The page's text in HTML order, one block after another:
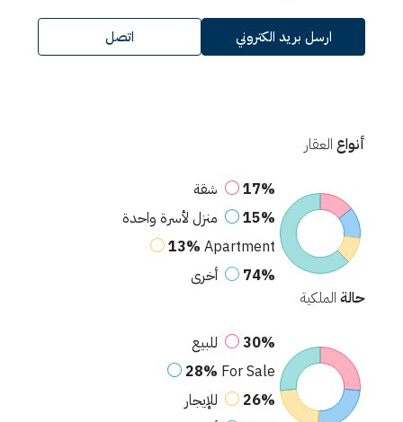
ارسل بريد الكتروني اتصل
أنواعالعقار
17%
شقة
15%
منزل لأسرة واحدة
13%Apartment
74%
أخرى
حالةالملكية
30%
للبيع
28%For Sale
26%
للإيجار